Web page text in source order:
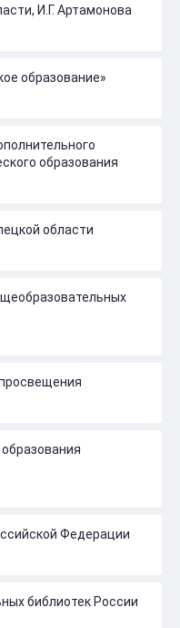
И.Г. Артамонова
образование»
образования
области
Федерации
библиотек России